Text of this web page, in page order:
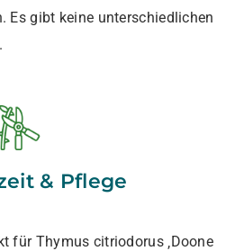
Es gibt keine unterschiedlichen
& Pflege
für Thymus citriodorus ‚Doone